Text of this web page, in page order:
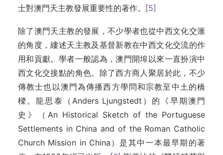
士對澳門天主教發展重要性的著作。
[5]
除了澳門天主教的發展，不少學者也從中西文化交滙
的角度，縷述天主教及基督新教在中西文化交流的作
用和貢獻。學者一般認為，澳門開埠以來一直扮演中
西文化交接點的角色。除了西方商人聚居於此，不少
傳教士也以澳門為傳播西方學問和宗教至中土的橋
樑。龍思泰（Anders Ljungstedt）的《早期澳門
史》（An Historical Sketch of the Portuguese
Settlements in China and of the Roman Catholic
Church Mission in China）是其中一本最早期的著